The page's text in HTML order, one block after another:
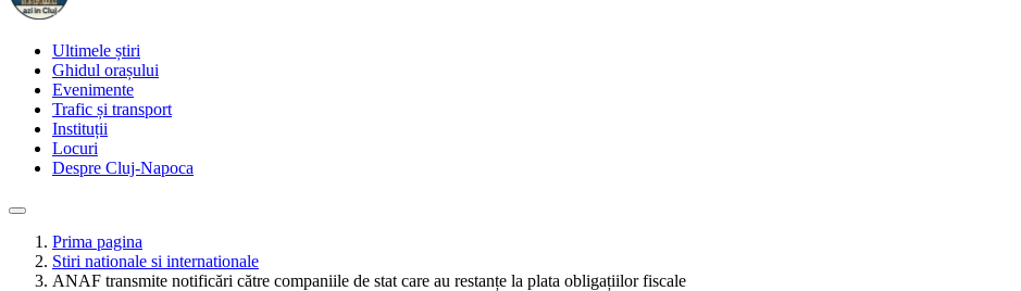
Ultimele știri
Ghidul orașului
Evenimente
Trafic și transport
Instituții
Locuri
Despre Cluj-Napoca
Prima pagina
Stiri nationale si internationale
ANAF transmite notificări către companiile de stat care au restanțe la plata obligațiilor fiscale